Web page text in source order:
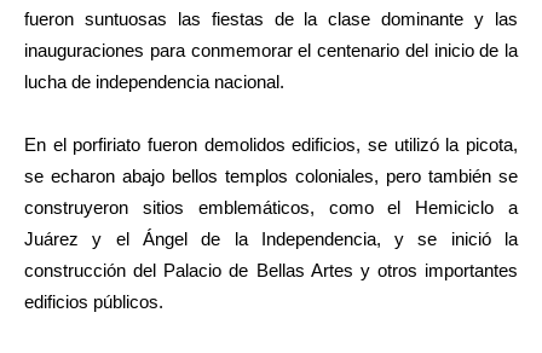
fueron suntuosas las fiestas de la clase dominante y las
inauguraciones para conmemorar el centenario del inicio de la
lucha de independencia nacional.
En el porfiriato fueron demolidos edificios, se utilizó la picota,
se echaron abajo bellos templos coloniales, pero también se
construyeron sitios emblemáticos, como el Hemiciclo a
Juárez y el Ángel de la Independencia, y se inició la
construcción del Palacio de Bellas Artes y otros importantes
edificios públicos.